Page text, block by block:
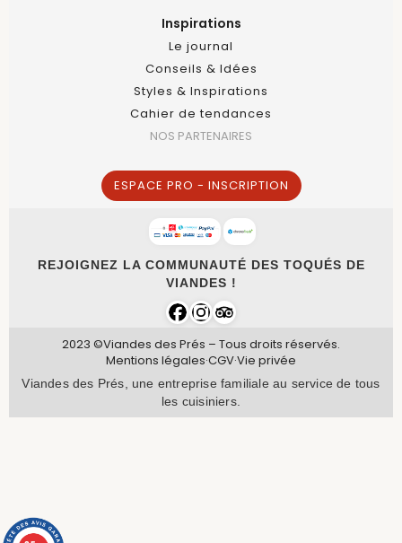
Inspirations
Le journal
Conseils & Idées
Styles & Inspirations
Cahier de tendances
NOS PARTENAIRES
ESPACE PRO - INSCRIPTION
REJOIGNEZ LA COMMUNAUTÉ DES TOQUÉS DE
VIANDES !
2023 ©Viandes des Prés – Tous droits réservés.
Mentions légales·CGV·Vie privée
Viandes des Prés, une entreprise familiale au service de tous
les cuisiniers.